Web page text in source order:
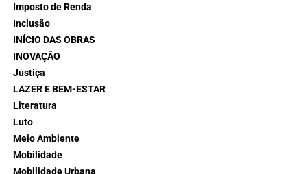
Imposto de Renda
Inclusão
INÍCIO DAS OBRAS
INOVAÇÃO
Justiça
LAZER E BEM-ESTAR
Literatura
Luto
Meio Ambiente
Mobilidade
Mobilidade Urbana